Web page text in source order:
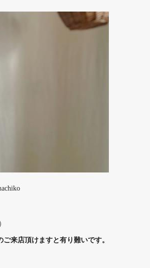
来店頂けますと有り難いです。